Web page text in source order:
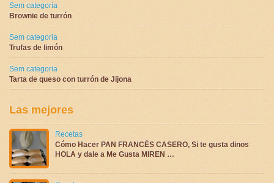
Sem categoria
Brownie de turrón
Sem categoria
Trufas de limón
Sem categoria
Tarta de queso con turrón de Jijona
Las mejores
Recetas
Cómo Hacer PAN FRANCÉS CASERO, Si te gusta dinos
HOLA y dale a Me Gusta MIREN …